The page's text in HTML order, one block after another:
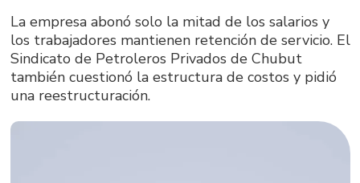
La empresa abonó solo la mitad de los salarios y
los trabajadores mantienen retención de servicio. El
Sindicato de Petroleros Privados de Chubut
también cuestionó la estructura de costos y pidió
una reestructuración.